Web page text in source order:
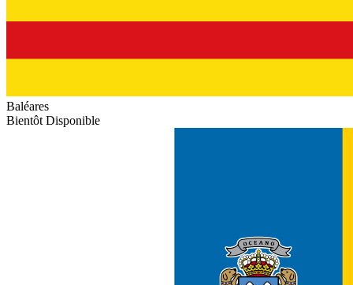
Baléares
Bientôt Disponible